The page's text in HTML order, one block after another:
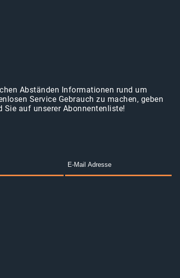
Abständen Informationen rund um
Service Gebrauch zu machen, geben
auf unserer Abonnentenliste!